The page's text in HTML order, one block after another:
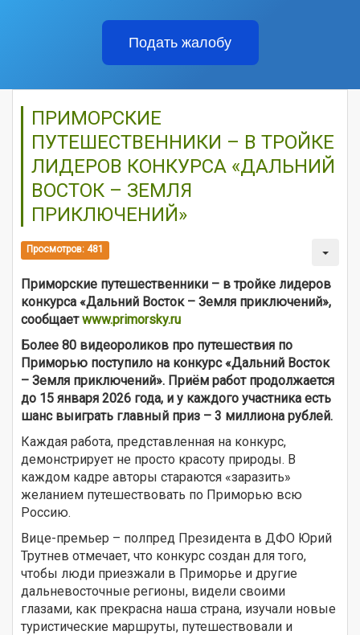
Подать жалобу
ПРИМОРСКИЕ
ПУТЕШЕСТВЕННИКИ – В ТРОЙКЕ
ЛИДЕРОВ КОНКУРСА «ДАЛЬНИЙ
ВОСТОК – ЗЕМЛЯ
ПРИКЛЮЧЕНИЙ»
Просмотров: 481
Приморские путешественники – в тройке лидеров
конкурса «Дальний Восток – Земля приключений»,
сообщаетwww.primorsky.ru
Более 80 видеороликов про путешествия по
Приморью поступило на конкурс «Дальний Восток
– Земля приключений». Приём работ продолжается
до 15 января 2026 года, и у каждого участника есть
шанс выиграть главный приз – 3 миллиона рублей.
Каждая работа, представленная на конкурс,
демонстрирует не просто красоту природы. В
каждом кадре авторы стараются «заразить»
желанием путешествовать по Приморью всю
Россию.
Вице-премьер – полпред Президента в ДФО Юрий
Трутнев отмечает, что конкурс создан для того,
чтобы люди приезжали в Приморье и другие
дальневосточные регионы, видели своими
глазами, как прекрасна наша страна, изучали новые
туристические маршруты, путешествовали и